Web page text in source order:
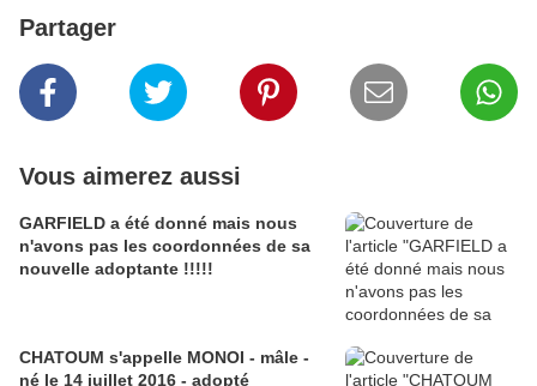
Partager
Vous aimerez aussi
GARFIELD a été donné mais nous
n'avons pas les coordonnées de sa
nouvelle adoptante !!!!!
CHATOUM s'appelle MONOI - mâle -
né le 14 juillet 2016 - adopté